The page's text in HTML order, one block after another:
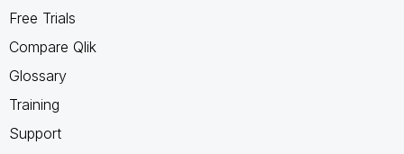
Free Trials
Compare Qlik
Glossary
Training
Support